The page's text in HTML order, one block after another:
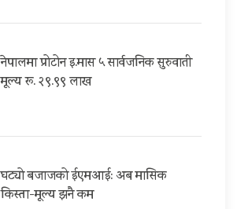
नेपालमा प्रोटोन इ.मास ५ सार्वजनिक सुरुवाती
मूल्य रू. २९.९९ लाख
घट्यो बजाजको ईएमआई: अब मासिक
किस्ता-मूल्य झनै कम